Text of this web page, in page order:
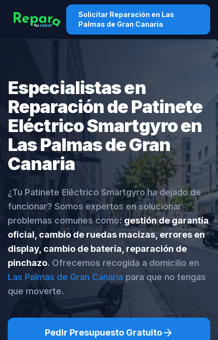
Solicitar Reparación en Las
Palmas de Gran Canaria
Especialistas en
Reparación de Patinete
Eléctrico Smartgyro en
Las Palmas de Gran
Canaria
¿Tu Patinete Eléctrico Smartgyro ha dejado de
funcionar? Somos expertos en solucionar
problemas comunes como:gestión de garantía
oficial, cambio de ruedas macizas, errores en
display, cambio de batería, reparación de
pinchazo. Ofrecemos recogida a domicilio en
Las Palmas de Gran Canaria para que no tengas
que moverte.
Pedir Presupuesto Gratuitoarrow_forward